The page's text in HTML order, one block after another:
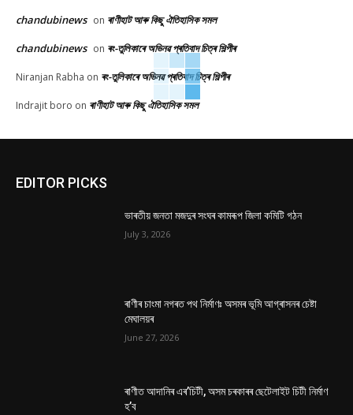
chandubinews on ৰাণীহাট আৰু কিছু ঐতিহাসিক সমল
chandubinews on ৰং-তুলিকাৰে অভিনৱ প্ৰতিবাদ চিত্ৰ শিল্পীৰ
Niranjan Rabha on ৰং-তুলিকাৰে অভিনৱ প্ৰতিবাদ চিত্ৰ শিল্পীৰ
Indrajit boro on ৰাণীহাট আৰু কিছু ঐতিহাসিক সমল
EDITOR PICKS
ভাৰতীয় জনতা মজদুৰ সংঘৰ কামৰূপ জিলা কমিটি গঠন
July 3, 2026
ৰাণীৰ চাংমা নগৰত পথ নিৰ্মাণঃ অসমৰ ভূমি আগ্ৰাসনৰ চেষ্টা
মেঘালয়ৰ
June 27, 2026
ৰাণীত আদানিৰ এৰ’চিটী, অসম চৰকাৰৰ ছেটেলাইট চিটী নিৰ্মাণ
হ’ব